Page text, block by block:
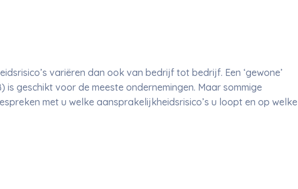
variëren dan ook van bedrijf tot bedrijf. Een ‘gewone’
geschikt voor de meeste ondernemingen. Maar sommige
met u welke aansprakelijkheidsrisico’s u loopt en op welke